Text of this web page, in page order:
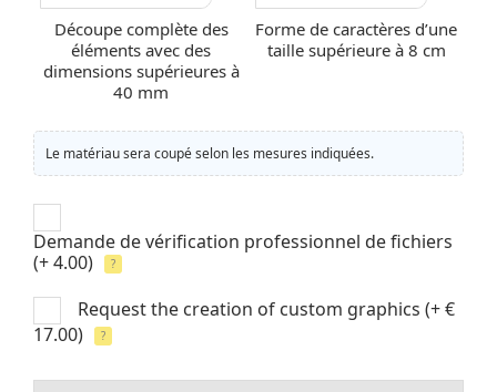
Découpe complète des
éléments avec des
dimensions supérieures à
40 mm
Forme de caractères d’une
taille supérieure à 8 cm
Le matériau sera coupé selon les mesures indiquées.
Demande de vérification professionnel de fichiers
(+ 4.00)
?
Request the creation of custom graphics (+ €
17.00)
?